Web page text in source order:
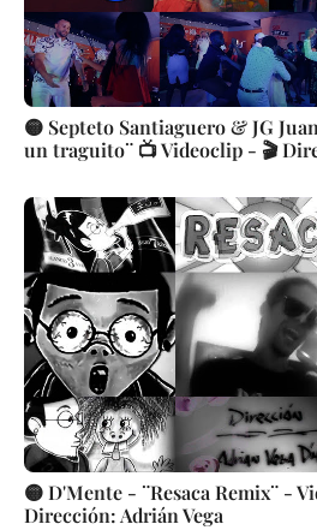
🟡 Septeto Santiaguero & JG
un traguito¨ 📺 Videoclip - 🎬
🟡 D'Mente - ¨Resaca Remix¨ -
Dirección: Adrián Vega